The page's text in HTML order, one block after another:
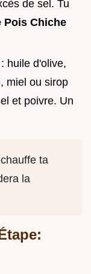
de sel. Tu
Pois Chiche
: huile d'olive,
miel ou sirop
et poivre. Un
ta
la